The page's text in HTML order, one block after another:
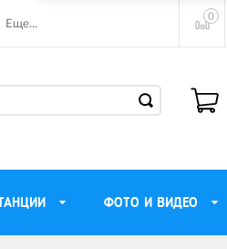
Еще...
0
ФОТО И ВИДЕО